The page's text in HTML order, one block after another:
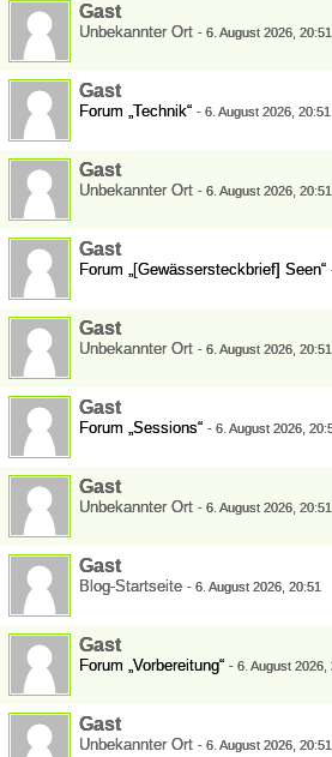
Gast
Unbekannter Ort - 6. August 2026, 20:51
Gast
Forum „Technik“ - 6. August 2026, 20:51
Gast
Unbekannter Ort - 6. August 2026, 20:51
Gast
Forum „[Gewässersteckbrief] Seen“
Gast
Unbekannter Ort - 6. August 2026, 20:51
Gast
Forum „Sessions“ - 6. August 2026,
Gast
Unbekannter Ort - 6. August 2026, 20:51
Gast
Blog-Startseite - 6. August 2026, 20:51
Gast
Forum „Vorbereitung“ - 6. August 2026,
Gast
Unbekannter Ort - 6. August 2026, 20:51